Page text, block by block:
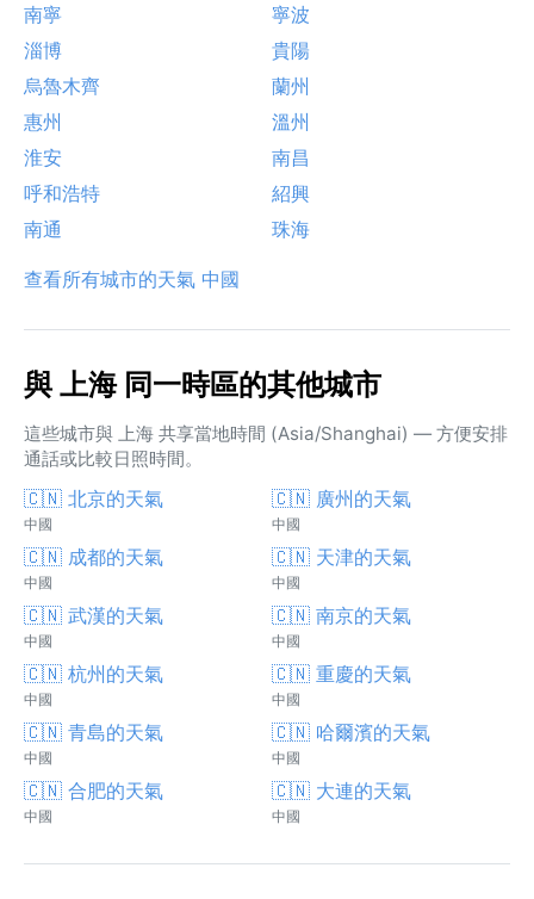
南寧
寧波
淄博
貴陽
烏魯木齊
蘭州
惠州
溫州
淮安
南昌
呼和浩特
紹興
南通
珠海
查看所有城市的天氣 中國
與 上海 同一時區的其他城市
這些城市與 上海 共享當地時間 (Asia/Shanghai) — 方便安排
通話或比較日照時間。
🇨🇳 北京的天氣
中國
🇨🇳 廣州的天氣
中國
🇨🇳 成都的天氣
中國
🇨🇳 天津的天氣
中國
🇨🇳 武漢的天氣
中國
🇨🇳 南京的天氣
中國
🇨🇳 杭州的天氣
中國
🇨🇳 重慶的天氣
中國
🇨🇳 青島的天氣
中國
🇨🇳 哈爾濱的天氣
中國
🇨🇳 合肥的天氣
中國
🇨🇳 大連的天氣
中國